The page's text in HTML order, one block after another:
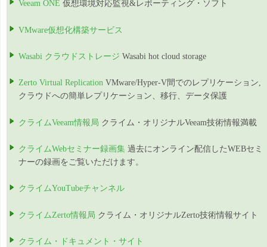
Veeam ONE 仮想環境対応監視&レポーティング・ソフト
VMware仮想化構築サービス
Wasabi クラウドストレージ Wasabi hot cloud storage
Zerto Virtual Replication VMware/Hyper-V間でのレプリケーション,
クラウドへの簡単レプリケーション、移行、データ保護
クライムVeeam情報局 クライム・オリジナルVeeam技術情報満載
クライムWebセミナー録画集 過去にオンライン配信したWEBセミ
ナーの録画をご覧いただけます。
クライムYouTubeチャンネル
クライムZerto情報局 クライム・オリジナルZerto技術情報サイト
クライム・ドキュメント・サイト